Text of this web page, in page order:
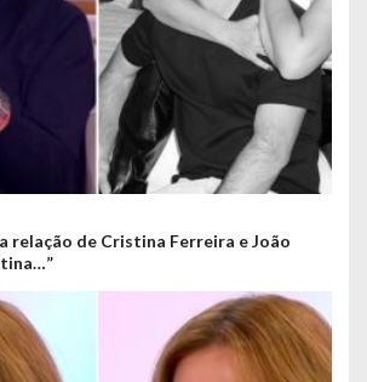
relação de Cristina Ferreira e João